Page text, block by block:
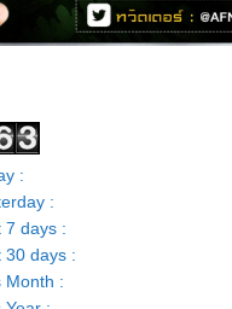
:
:
7 days :
30 days :
Month :